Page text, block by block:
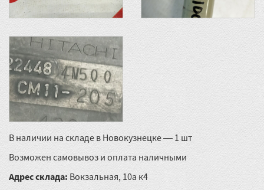
В наличии на складе в Новокузнецке — 1 шт
Возможен самовывоз и оплата наличными
Адрес склада: Вокзальная, 10а к4